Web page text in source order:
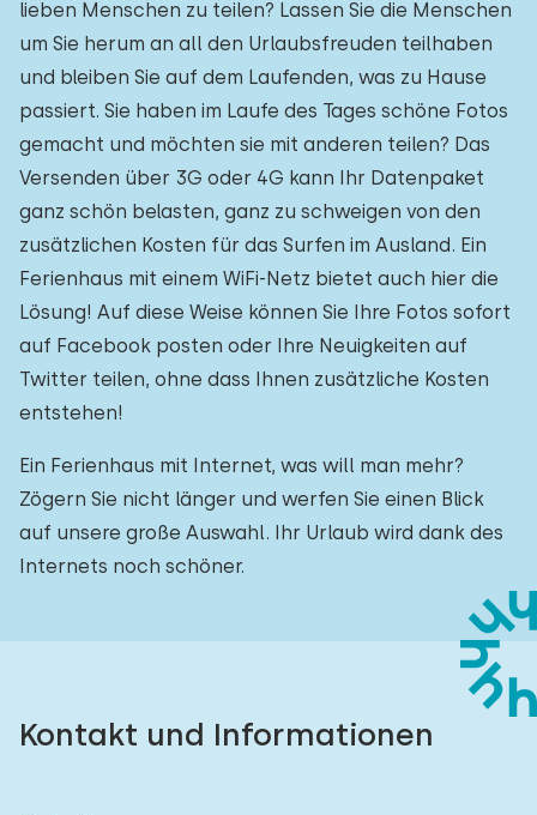
lieben Menschen zu teilen? Lassen Sie die Menschen
um Sie herum an all den Urlaubsfreuden teilhaben
und bleiben Sie auf dem Laufenden, was zu Hause
passiert. Sie haben im Laufe des Tages schöne Fotos
gemacht und möchten sie mit anderen teilen? Das
Versenden über 3G oder 4G kann Ihr Datenpaket
ganz schön belasten, ganz zu schweigen von den
zusätzlichen Kosten für das Surfen im Ausland. Ein
Ferienhaus mit einem WiFi-Netz bietet auch hier die
Lösung! Auf diese Weise können Sie Ihre Fotos sofort
auf Facebook posten oder Ihre Neuigkeiten auf
Twitter teilen, ohne dass Ihnen zusätzliche Kosten
entstehen!
Ein Ferienhaus mit Internet, was will man mehr?
Zögern Sie nicht länger und werfen Sie einen Blick
auf unsere große Auswahl. Ihr Urlaub wird dank des
Internets noch schöner.
Kontakt und Informationen